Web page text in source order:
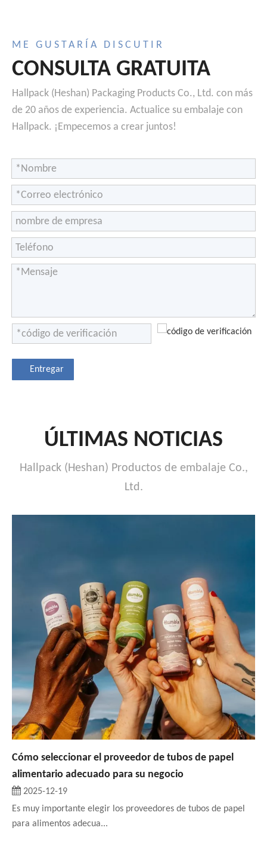
ME GUSTARÍA DISCUTIR
CONSULTA GRATUITA
Hallpack (Heshan) Packaging Products Co., Ltd. con más
de 20 años de experiencia. Actualice su embalaje con
Hallpack. ¡Empecemos a crear juntos!
Entregar
ÚLTIMAS NOTICIAS
Hallpack (Heshan) Productos de embalaje Co.,
Ltd.
Cómo seleccionar el proveedor de tubos de papel
alimentario adecuado para su negocio
2025-12-19
Es muy importante elegir los proveedores de tubos de papel
para alimentos adecua...